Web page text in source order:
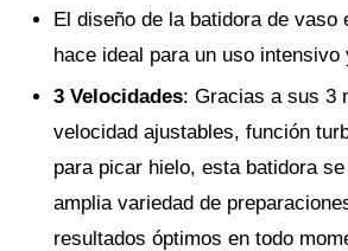
El diseño de la batidora de vaso
hace ideal para un uso intensivo
3 Velocidades: Gracias a sus 3
velocidad ajustables, función
para picar hielo, esta batidora
amplia variedad de
resultados óptimos en todo